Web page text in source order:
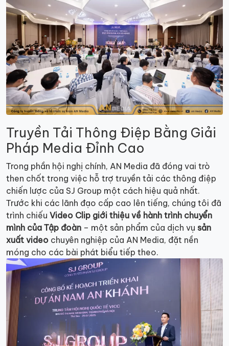
Truyền Tải Thông Điệp Bằng Giải
Pháp Media Đỉnh Cao
Trong phần hội nghị chính, AN Media đã đóng vai trò
then chốt trong việc hỗ trợ truyền tải các thông điệp
chiến lược của SJ Group một cách hiệu quả nhất.
Trước khi các lãnh đạo cấp cao lên tiếng, chúng tôi đã
trình chiếu Video Clip giới thiệu về hành trình chuyển
mình của Tập đoàn – một sản phẩm của dịch vụ sản
xuất video chuyên nghiệp của AN Media, đặt nền
móng cho các bài phát biểu tiếp theo.